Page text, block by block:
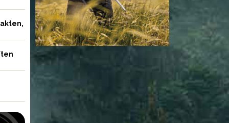
vill avliva
NYHETER
Skyddsjakt på varg som
angrep ponny